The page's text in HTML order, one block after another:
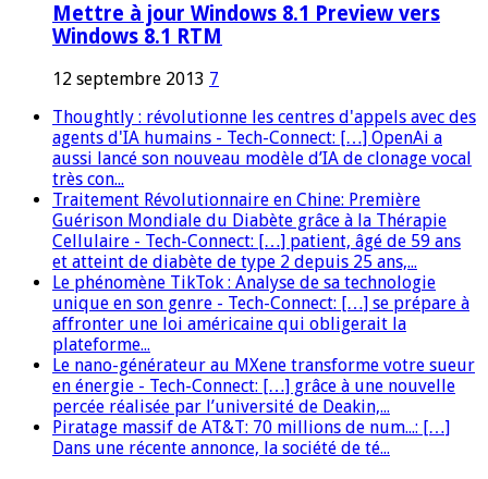
Mettre à jour Windows 8.1 Preview vers
Windows 8.1 RTM
12 septembre 2013 7
Thoughtly : révolutionne les centres d'appels avec des
agents d'IA humains - Tech-Connect: […] OpenAi a
aussi lancé son nouveau modèle d’IA de clonage vocal
très con...
Traitement Révolutionnaire en Chine: Première
Guérison Mondiale du Diabète grâce à la Thérapie
Cellulaire - Tech-Connect: […] patient, âgé de 59 ans
et atteint de diabète de type 2 depuis 25 ans,...
Le phénomène TikTok : Analyse de sa technologie
unique en son genre - Tech-Connect: […] se prépare à
affronter une loi américaine qui obligerait la
plateforme...
Le nano-générateur au MXene transforme votre sueur
en énergie - Tech-Connect: […] grâce à une nouvelle
percée réalisée par l’université de Deakin,...
Piratage massif de AT&T: 70 millions de num...: […]
Dans une récente annonce, la société de té...